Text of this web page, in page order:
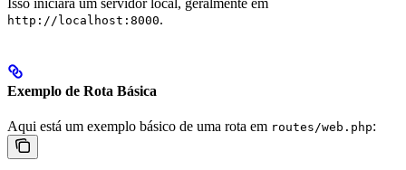
http://localhost:8000.
Exemplo de Rota Básica
Aqui está um exemplo básico de uma rota em routes/web.php: